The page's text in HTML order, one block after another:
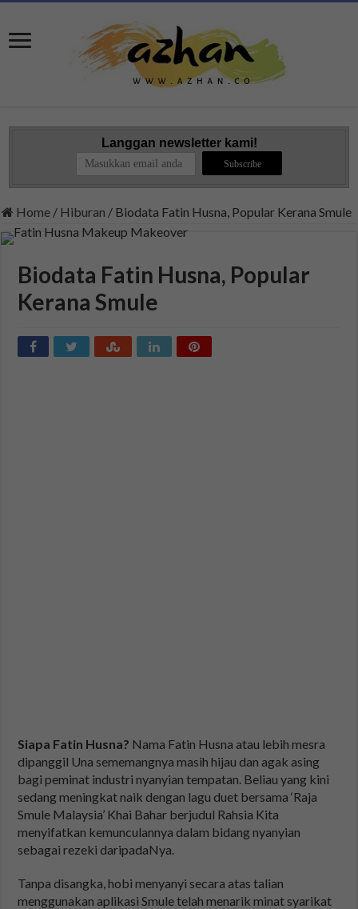
Langgan newsletter kami!
Home / Hiburan / Biodata Fatin Husna, Popular Kerana Smule
Biodata Fatin Husna, Popular
Kerana Smule
Siapa Fatin Husna? Nama Fatin Husna atau lebih mesra
dipanggil Una sememangnya masih hijau dan agak asing
bagi peminat industri nyanyian tempatan. Beliau yang kini
sedang meningkat naik dengan lagu duet bersama ‘Raja
Smule Malaysia’ Khai Bahar berjudul Rahsia Kita
menyifatkan kemunculannya dalam bidang nyanyian
sebagai rezeki daripadaNya.
Tanpa disangka, hobi menyanyi secara atas talian
menggunakan aplikasi Smule telah menarik minat syarikat